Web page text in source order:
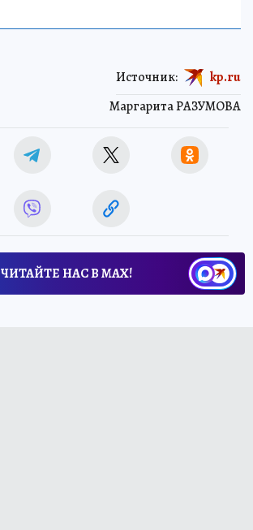
Маргарита РАЗУМОВА
Источник: kp.ru
ЧИТАЙТЕ НАС В МАХ!